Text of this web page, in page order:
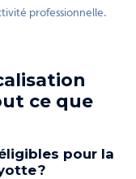
professionnelle.
ce que
pour la
?